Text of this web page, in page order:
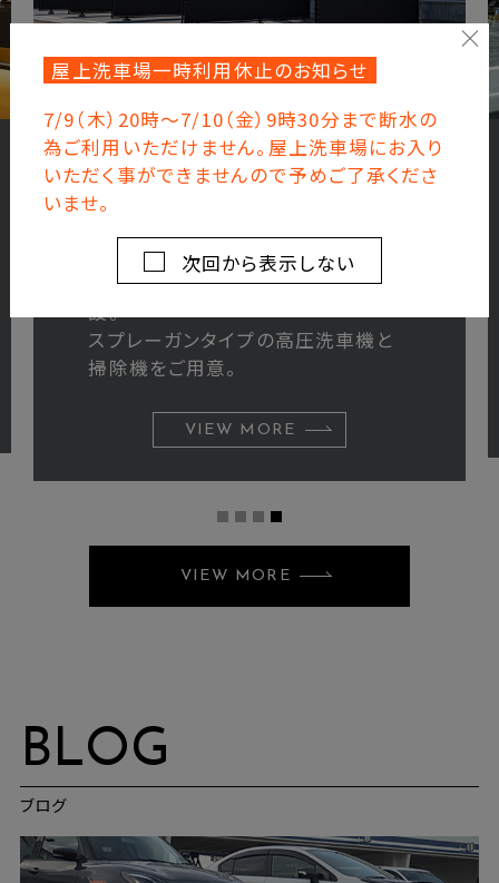
立体駐車場屋上にセルフ洗車場を新
設。
スプレーガンタイプの高圧洗車機と
掃除機をご用意。
VIEW MORE
VIEW MORE
BLOG
ブログ
屋上洗車場一時利用休止のお知らせ
7/9（木）20時～7/10（金）9時30分まで断水の
為ご利用いただけません。屋上洗車場にお入り
いただく事ができませんので予めご了承くださ
いませ。
次回から表示しない